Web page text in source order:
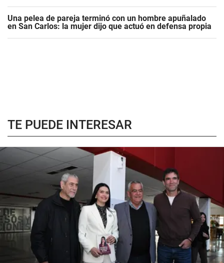
Una pelea de pareja terminó con un hombre apuñalado
en San Carlos: la mujer dijo que actuó en defensa propia
TE PUEDE INTERESAR